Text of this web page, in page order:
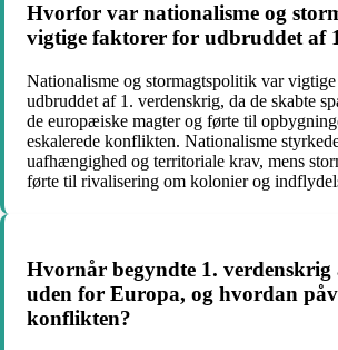
Hvorfor var nationalisme og
vigtige faktorer for udbruddet af
Nationalisme og stormagtspolitik var
udbruddet af 1. verdenskrig, da de skabte
de europæiske magter og førte til
eskalerede konflikten. Nationalisme
uafhængighed og territoriale krav, mens
førte til rivalisering om kolonier og
Hvornår begyndte 1. verdenskrig
uden for Europa, og hvordan
konflikten?